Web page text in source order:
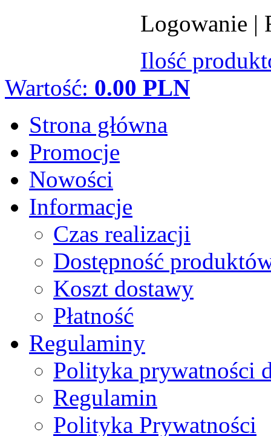
Logowanie |
Ilość
Wartość: 0.00 PLN
Strona główna
Promocje
Nowości
Informacje
Czas realizacji
Dostępność
Koszt dostawy
Płatność
Regulaminy
Polityka prywatności
Regulamin
Polityka Prywatności